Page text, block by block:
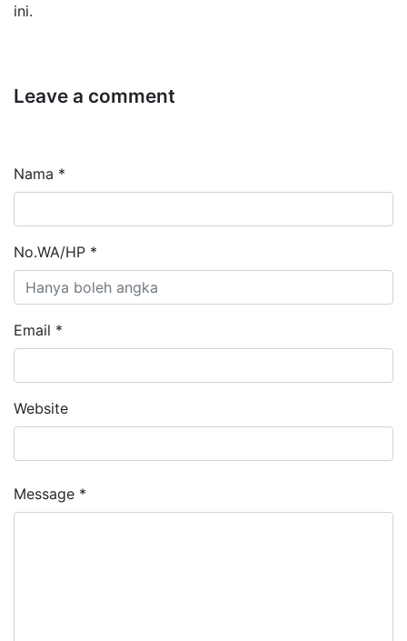
ini.
Leave a comment
Nama *
No.WA/HP *
Email *
Website
Message *